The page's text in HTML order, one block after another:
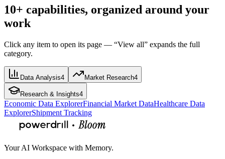
10+ capabilities, organized around your
work
Click any item to open its page — “View all” expands the full
category.
Data Analysis4 Market Research4
Research & Insights4
Economic Data ExplorerFinancial Market DataHealthcare Data
ExplorerShipment Tracking
Your AI Workspace with Memory.